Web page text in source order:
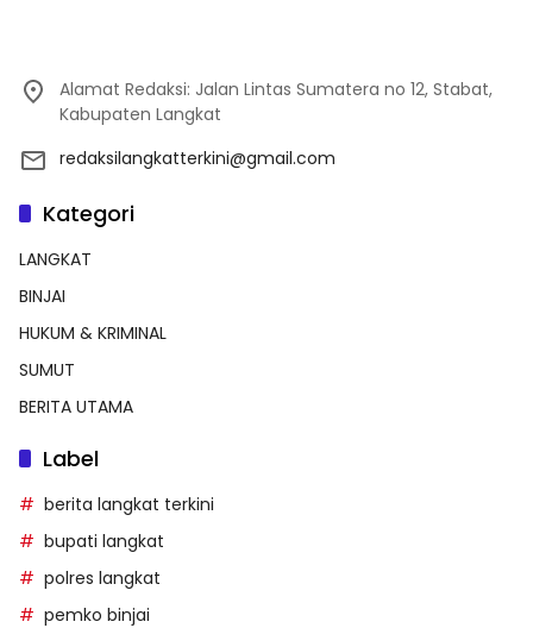
Alamat Redaksi: Jalan Lintas Sumatera no 12, Stabat,
Kabupaten Langkat
redaksilangkatterkini@gmail.com
Kategori
LANGKAT
BINJAI
HUKUM & KRIMINAL
SUMUT
BERITA UTAMA
Label
berita langkat terkini
bupati langkat
polres langkat
pemko binjai